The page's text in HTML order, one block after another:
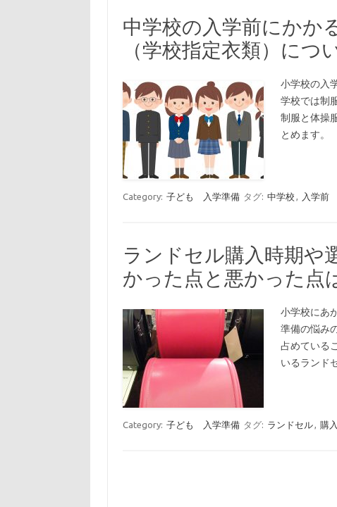
中学校の入学前にかか
（学校指定衣類）につ
小学校の入
学校では制
制服と体操
とめます
Category: 子ども 入学準備 タグ: 中学校 , 入学前
ランドセル購入時期や
かった点と悪かった点
小学校にあ
準備の悩み
占めている
いるランド
Category: 子ども 入学準備 タグ: ランドセル, 購入